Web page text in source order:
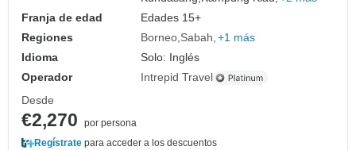
Franja de edad
Edades 15+
Regiones
Borneo Sabah +1 más
Idioma
Solo: Inglés
Operador
Intrepid Travel
Desde
€2,270
por persona
Regístrate para acceder a los descuentos